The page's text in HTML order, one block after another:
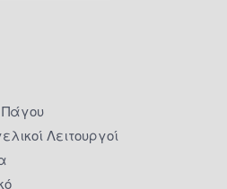
Λειτουργοί